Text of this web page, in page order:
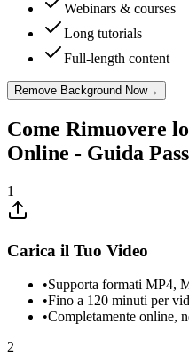
Webinars & courses
Long tutorials
Full-length content
Remove Background Now→
Come Rimuovere
Online - Guida
1
Carica il Tuo Video
•Supporta formati MP4,
•Fino a 120 minuti per
•Completamente online,
2